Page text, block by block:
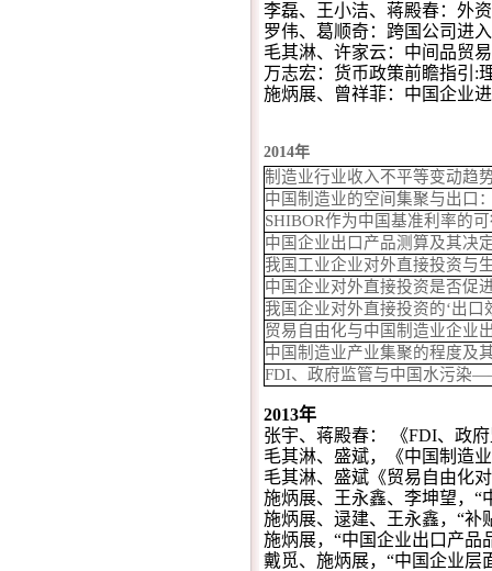
李磊、王小洁、蒋殿春：外
罗伟、葛顺奇：跨国公司进
毛其淋、许家云：中间品贸
万志宏：货币政策前瞻指引:
施炳展、曾祥菲：中国企业
2014年
制造业行业收入不平等变动趋
中国制造业的空间集聚与出口
SHIBOR作为中国基准利率的
中国企业出口产品测算及其决
我国工业企业对外直接投资与
中国企业对外直接投资是否促
我国企业对外直接投资的‘出
贸易自由化与中国制造业企业
中国制造业产业集聚的程度及
FDI、政府监管与中国水污染
2013年
张宇、蒋殿春： 《FDI、政
毛其淋、盛斌，《中国制造
毛其淋、盛斌《贸易自由化
施炳展、王永鑫、李坤望，“
施炳展、逯建、王永鑫，“补
施炳展，“中国企业出口产品
戴觅、施炳展，“中国企业层